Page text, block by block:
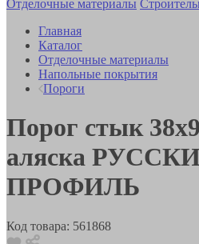
Отделочные материалы
Главная
Каталог
Отделочные материалы
Напольные покрытия
Пороги
Порог стык
аляска
ПРОФИЛЬ
Код товара: 561868